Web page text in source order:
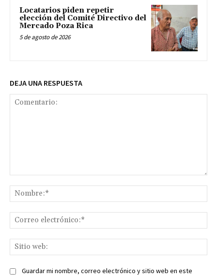
Locatarios piden repetir
elección del Comité Directivo del
Mercado Poza Rica
5 de agosto de 2026
DEJA UNA RESPUESTA
Guardar mi nombre, correo electrónico y sitio web en este